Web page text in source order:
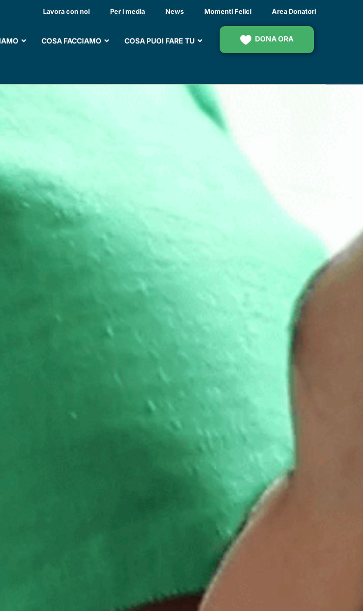
Lavora con noi Per i media News Momenti Felici Area Donatori
COSA FACCIAMO COSA PUOI FARE TU DONA ORA
DI ANTHEA